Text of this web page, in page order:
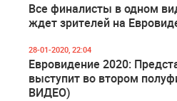
Все финалисты в одном
ждет зрителей на
28-01-2020, 22:04
Евровидение 2020:
выступит во втором
ВИДЕО)